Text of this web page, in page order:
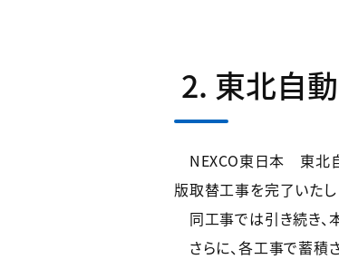
2. 東北自
NEXCO東日本 東北自
版取替工事を完了いたし
同工事では引き続き、
さらに、各工事で蓄積